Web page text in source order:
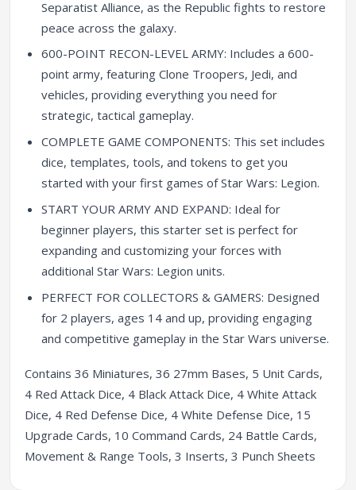
Separatist Alliance, as the Republic fights to restore
peace across the galaxy.
600-POINT RECON-LEVEL ARMY: Includes a 600-
point army, featuring Clone Troopers, Jedi, and
vehicles, providing everything you need for
strategic, tactical gameplay.
COMPLETE GAME COMPONENTS: This set includes
dice, templates, tools, and tokens to get you
started with your first games of Star Wars: Legion.
START YOUR ARMY AND EXPAND: Ideal for
beginner players, this starter set is perfect for
expanding and customizing your forces with
additional Star Wars: Legion units.
PERFECT FOR COLLECTORS & GAMERS: Designed
for 2 players, ages 14 and up, providing engaging
and competitive gameplay in the Star Wars universe.
Contains 36 Miniatures, 36 27mm Bases, 5 Unit Cards,
4 Red Attack Dice, 4 Black Attack Dice, 4 White Attack
Dice, 4 Red Defense Dice, 4 White Defense Dice, 15
Upgrade Cards, 10 Command Cards, 24 Battle Cards,
Movement & Range Tools, 3 Inserts, 3 Punch Sheets